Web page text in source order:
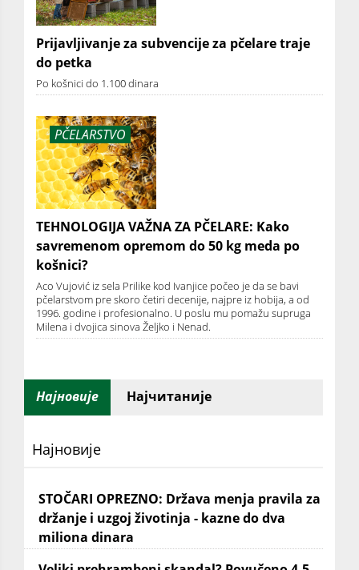
Prijavljivanje za subvencije za pčelare traje
do petka
Po košnici do 1.100 dinara
PČELARSTVO
TEHNOLOGIJA VAŽNA ZA PČELARE: Kako
savremenom opremom do 50 kg meda po
košnici?
Aco Vujović iz sela Prilike kod Ivanjice počeo je da se bavi
pčelarstvom pre skoro četiri decenije, najpre iz hobija, a od
1996. godine i profesionalno. U poslu mu pomažu supruga
Milena i dvojica sinova Željko i Nenad.
Најновије Најчитаније
Најновије
STOČARI OPREZNO: Država menja pravila za
držanje i uzgoj životinja - kazne do dva
miliona dinara